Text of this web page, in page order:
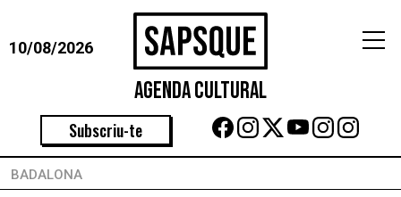
10/08/2026
Agenda Cultural
Subscriu-te
BADALONA